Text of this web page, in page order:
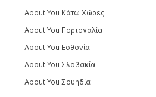
About You Κάτω Χώρες
About You Πορτογαλία
About You Εσθονία
About You Σλοβακία
About You Σουηδία